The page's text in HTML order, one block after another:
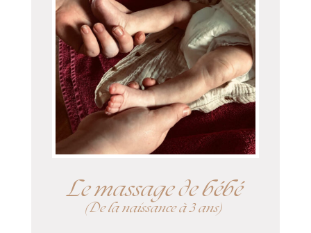
Le massage de bébé
(De la naissance à 3 ans)